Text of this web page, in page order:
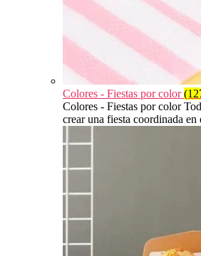
Colores - Fiestas por color
Colores - Fiestas por color
crear una fiesta coordinada en